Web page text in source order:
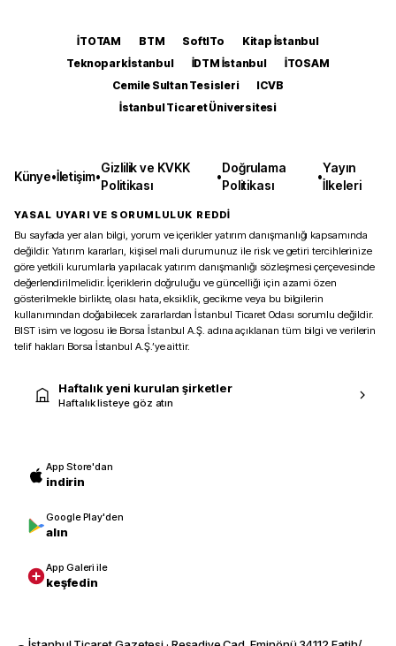
İTOTAM BTM SoftITo
Kitap İstanbul
Teknopark İstanbul
İDTM İstanbul
İTOSAM
Cemile Sultan Tesisleri
ICVB
İstanbul Ticaret Üniversitesi
Künye•İletişim•
Gizlilik ve KVKK
Politikası
•
Doğrulama
Politikası
•
Yayın
İlkeleri
YASAL UYARI VE SORUMLULUK REDDİ
Bu sayfada yer alan bilgi, yorum ve içerikler yatırım danışmanlığı kapsamında
değildir. Yatırım kararları, kişisel mali durumunuz ile risk ve getiri tercihlerinize
göre yetkili kurumlarla yapılacak yatırım danışmanlığı sözleşmesi çerçevesinde
değerlendirilmelidir. İçeriklerin doğruluğu ve güncelliği için azami özen
gösterilmekle birlikte, olası hata, eksiklik, gecikme veya bu bilgilerin
kullanımından doğabilecek zararlardan İstanbul Ticaret Odası sorumlu değildir.
BIST isim ve logosu ile Borsa İstanbul A.Ş. adına açıklanan tüm bilgi ve verilerin
telif hakları Borsa İstanbul A.Ş.’ye aittir.
Haftalık yeni kurulan şirketler
Haftalık listeye göz atın
App Store'dan
indirin
Google Play'den
alın
App Galeri ile
keşfedin